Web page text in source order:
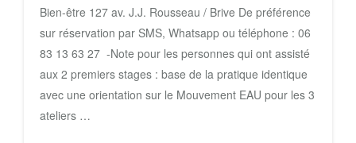
Bien-être 127 av. J.J. Rousseau / Brive De préférence
sur réservation par SMS, Whatsapp ou téléphone : 06
83 13 63 27 -Note pour les personnes qui ont assisté
aux 2 premiers stages : base de la pratique identique
avec une orientation sur le Mouvement EAU pour les 3
ateliers …